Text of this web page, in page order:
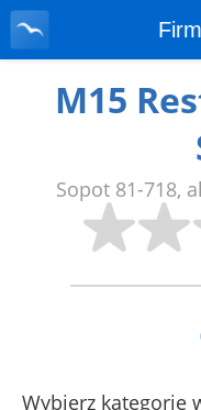
M15
Sopot 81-718,
Wybierz kategorie